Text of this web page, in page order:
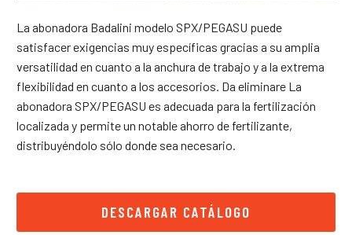
La abonadora Badalini modelo SPX/PEGASU puede
satisfacer exigencias muy específicas gracias a su amplia
versatilidad en cuanto a la anchura de trabajo y a la extrema
flexibilidad en cuanto a los accesorios. Da eliminare La
abonadora SPX/PEGASU es adecuada para la fertilización
localizada y permite un notable ahorro de fertilizante,
distribuyéndolo sólo donde sea necesario.
DESCARGAR CATÁLOGO